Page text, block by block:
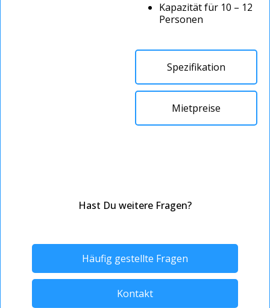
Spezifikation
Mietpreise
Kapazität für 10 – 12
Personen
Hast Du weitere Fragen?
Häufig gestellte Fragen
Kontakt